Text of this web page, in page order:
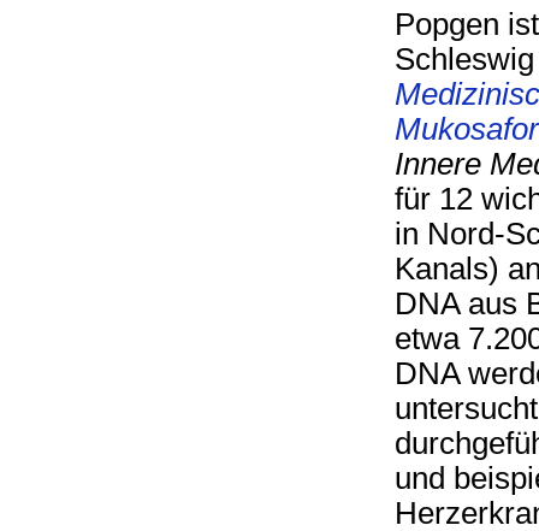
Popgen
Innere
für 12
in Nord-
Kanals)
DNA aus
etwa
DNA
und